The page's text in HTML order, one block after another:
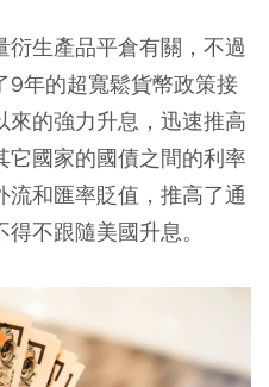
衍生產品平倉有關，不過
9年的超寬鬆貨幣政策接
的強力升息，迅速推高
它國家的國債之間的利率
和匯率貶值，推高了通
不跟隨美國升息。